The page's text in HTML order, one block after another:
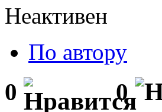
Неактивен
По автору
0 0